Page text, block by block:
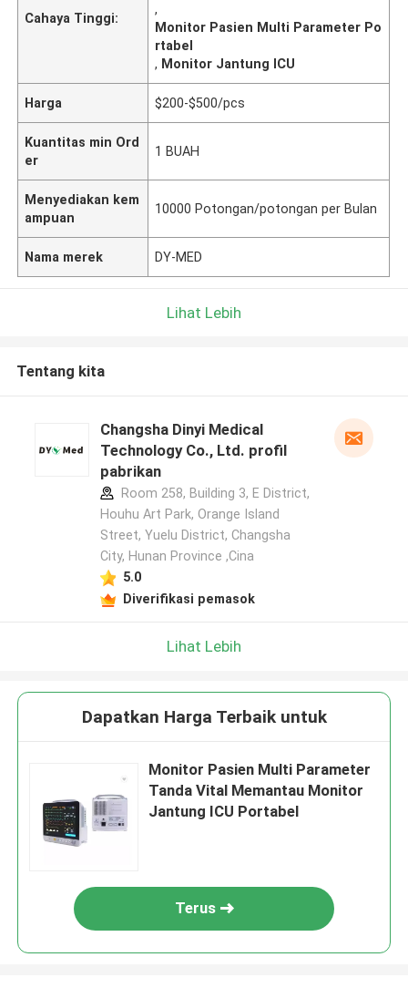
Cahaya Tinggi:
,
Monitor Pasien Multi Parameter Po
rtabel
, Monitor Jantung ICU
Harga $200-$500/pcs
Kuantitas min Ord
er
1 BUAH
Menyediakan kem
ampuan
10000 Potongan/potongan per Bulan
Nama merek DY-MED
Lihat Lebih
Tentang kita
Changsha Dinyi Medical
Technology Co., Ltd. profil
pabrikan
Room 258, Building 3, E District,
Houhu Art Park, Orange Island
Street, Yuelu District, Changsha
City, Hunan Province ,Cina
5.0
Diverifikasi pemasok
Lihat Lebih
Dapatkan Harga Terbaik untuk
Monitor Pasien Multi Parameter
Tanda Vital Memantau Monitor
Jantung ICU Portabel
Terus